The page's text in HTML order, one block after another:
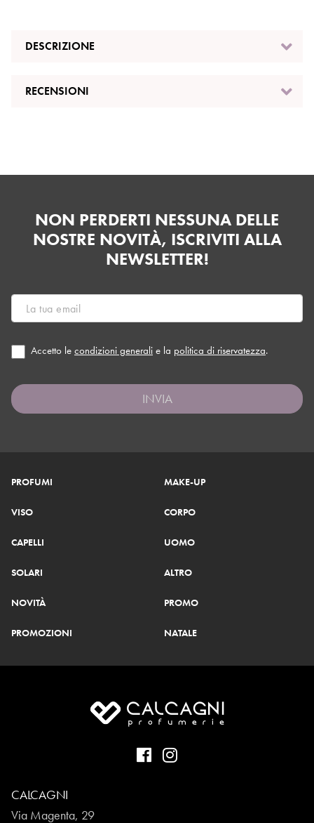
DESCRIZIONE
RECENSIONI
NON PERDERTI NESSUNA DELLE
NOSTRE NOVITÀ, ISCRIVITI ALLA
NEWSLETTER!
Accetto le condizioni generali e la politica di riservatezza.
INVIA
PROFUMI MAKE-UP
VISO CORPO
CAPELLI UOMO
SOLARI ALTRO
NOVITÀ PROMO
PROMOZIONI NATALE
CALCAGNI
Via Magenta, 29